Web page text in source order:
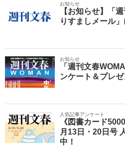
お知らせ
【お知らせ】「
りすましメール
お知らせ
「週刊文春
ンケート＆プレゼ
人気記事アンケート
《図書カード
月13日・20日号
中！